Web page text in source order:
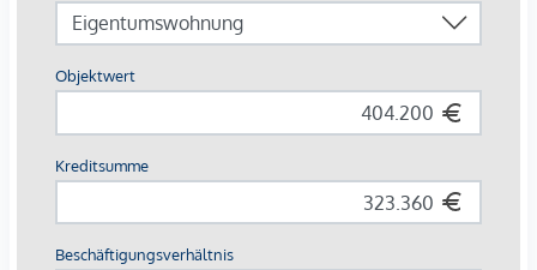
man hier die perfekte Mischung aus Stadtleben und Natur.
In den umliegenden Gassen verzaubern kleine Cafés und
traditionelle Wiener Lokale, während die exzellente
Anbindung einen schnellen ins Zentrum oder ins weite Grün
des Praters bringt. Ein Ort, der das Beste von Wien in sich
vereint.
S-Bahnhof: Traisengasse; S-Bahn Handelskai